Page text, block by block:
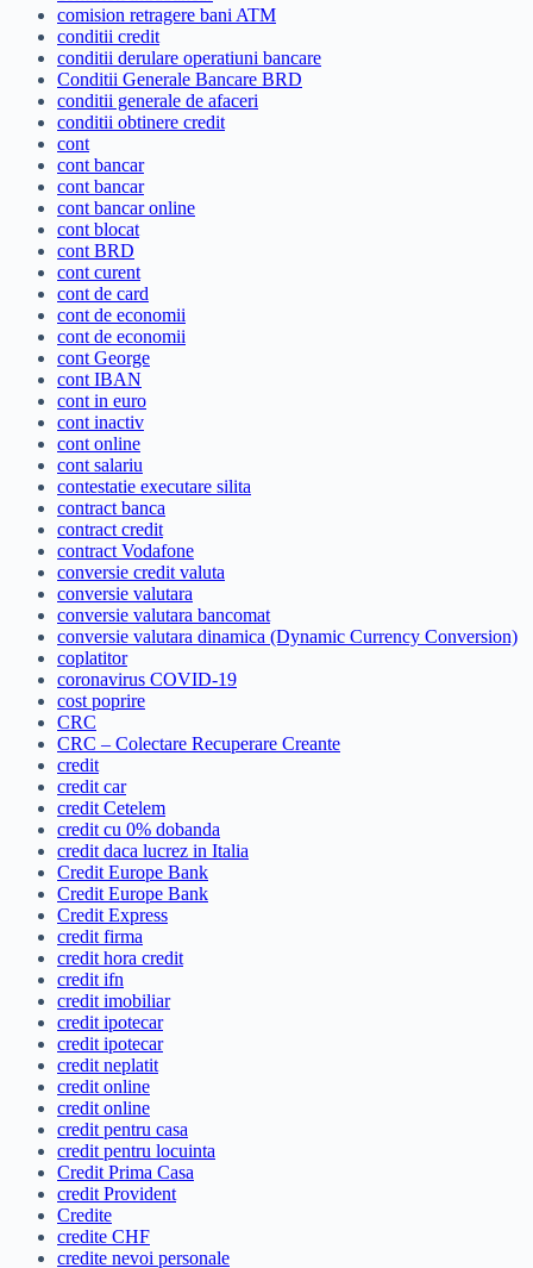
comision retragere bani ATM
conditii credit
conditii derulare operatiuni bancare
Conditii Generale Bancare BRD
conditii generale de afaceri
conditii obtinere credit
cont
cont bancar
cont bancar
cont bancar online
cont blocat
cont BRD
cont curent
cont de card
cont de economii
cont de economii
cont George
cont IBAN
cont in euro
cont inactiv
cont online
cont salariu
contestatie executare silita
contract banca
contract credit
contract Vodafone
conversie credit valuta
conversie valutara
conversie valutara bancomat
conversie valutara dinamica (Dynamic Currency Conversion)
coplatitor
coronavirus COVID-19
cost poprire
CRC
CRC – Colectare Recuperare Creante
credit
credit car
credit Cetelem
credit cu 0% dobanda
credit daca lucrez in Italia
Credit Europe Bank
Credit Europe Bank
Credit Express
credit firma
credit hora credit
credit ifn
credit imobiliar
credit ipotecar
credit ipotecar
credit neplatit
credit online
credit online
credit pentru casa
credit pentru locuinta
Credit Prima Casa
credit Provident
Credite
credite CHF
credite nevoi personale